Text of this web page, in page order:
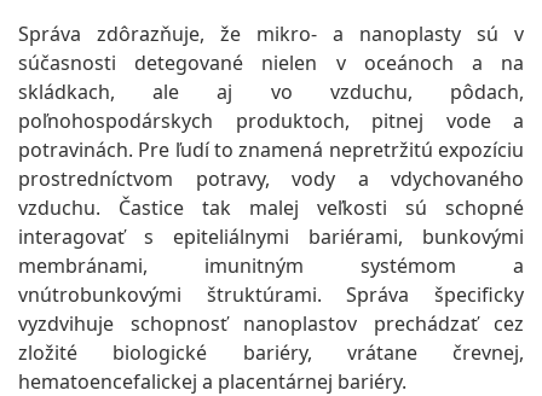
Správa zdôrazňuje, že mikro- a nanoplasty sú v
súčasnosti detegované nielen v oceánoch a na
skládkach, ale aj vo vzduchu, pôdach,
poľnohospodárskych produktoch, pitnej vode a
potravinách. Pre ľudí to znamená nepretržitú expozíciu
prostredníctvom potravy, vody a vdychovaného
vzduchu. Častice tak malej veľkosti sú schopné
interagovať s epiteliálnymi bariérami, bunkovými
membránami, imunitným systémom a
vnútrobunkovými štruktúrami. Správa špecificky
vyzdvihuje schopnosť nanoplastov prechádzať cez
zložité biologické bariéry, vrátane črevnej,
hematoencefalickej a placentárnej bariéry.